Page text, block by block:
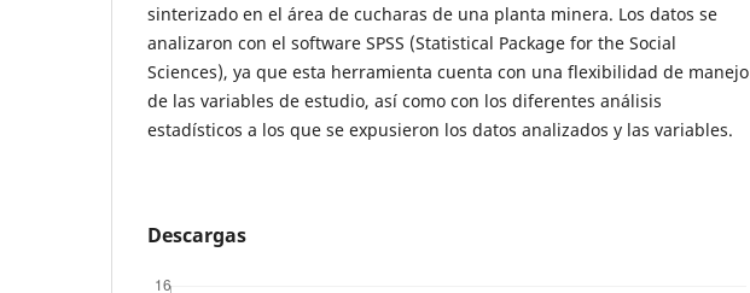
sinterizado en el área de cucharas de una planta minera. Los da­tos se
analizaron con el software SPSS (Statistical Package for the Social
Sciences), ya que esta herramienta cuenta con una flexibilidad de manejo
de las variables de estudio, así como con los diferentes análisis
estadísticos a los que se expusieron los datos analizados y las variables.
Descargas